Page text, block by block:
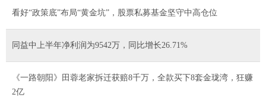
看好“政策底”布局“黄金坑”，股票私募基金坚守中高仓位
同益中上半年净利润为9542万，同比增长26.71%
《一路朝阳》田蓉老家拆迁获赔8千万，全款买下8套金珑湾，狂赚
2亿